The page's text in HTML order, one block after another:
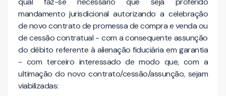
mandamento jurisdicional autorizando a celebração
de novo contrato de promessa de compra e venda ou
de cessão contratual - com a consequente assunção
do débito referente à alienação fiduciária em garantia
- com terceiro interessado de modo que, com a
ultimação do novo contrato/cessão/assunção, sejam
viabilizadas: